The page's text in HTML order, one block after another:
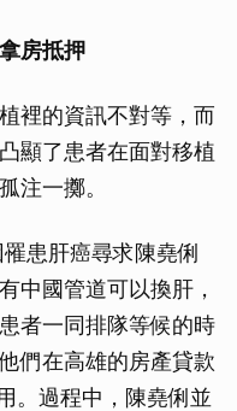
房抵押
裡的資訊不對等，而
顯了患者在面對移植
注一擲。
患肝癌尋求陳堯俐
中國管道可以換肝，
者一同排隊等候的時
們在高雄的房產貸款
。過程中，陳堯俐並